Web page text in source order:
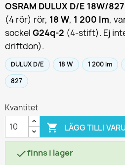
OSRAM DULUX D/E 18W/827
(4 rör) rör, 18 W, 1 200 lm,
sockel G24q-2 (4-stift). Ej
driftdon).
DULUX D/E 18 W 1 200 lm
827
Kvantitet
 LÄGG TILL I
finns i lager